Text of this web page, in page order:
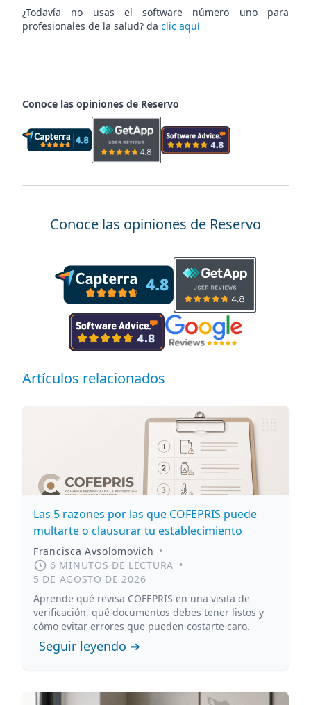
¿Todavía no usas el software número uno para
profesionales de la salud? da clic aquí
Conoce las opiniones de Reservo
Conoce las opiniones de Reservo
Artículos relacionados
Las 5 razones por las que COFEPRIS puede
multarte o clausurar tu establecimiento
Francisca Avsolomovich •
6 MINUTOS DE LECTURA •
5 DE AGOSTO DE 2026
Aprende qué revisa COFEPRIS en una visita de
verificación, qué documentos debes tener listos y
cómo evitar errores que pueden costarte caro.
Seguir leyendo ➔